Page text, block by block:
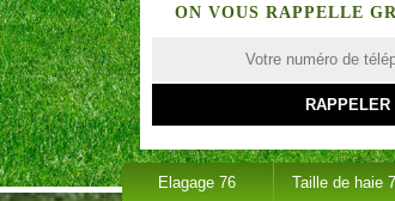
ON VOUS RAPPELLE
Elagage 76 Taille de haie